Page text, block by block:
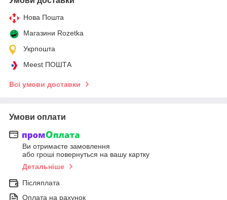
Нова Пошта
Магазини Rozetka
Укрпошта
Meest ПОШТА
Всі умови доставки
Умови оплати
Ви отримаєте замовлення
або гроші повернуться на вашу картку
Детальніше
Післяплата
Оплата на рахунок